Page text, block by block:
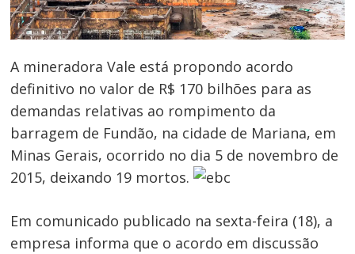
A mineradora Vale está propondo acordo
definitivo no valor de R$ 170 bilhões para as
demandas relativas ao rompimento da
barragem de Fundão, na cidade de Mariana, em
Minas Gerais, ocorrido no dia 5 de novembro de
2015, deixando 19 mortos.
Em comunicado publicado na sexta-feira (18), a
empresa informa que o acordo em discussão